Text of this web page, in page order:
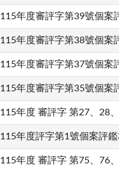
115年度審評字第39號個案
115年度審評字第38號個案
115年度審評字第37號個案
115年度審評字第35號個案
115年度 審評字 第27、28
115年度評字第1號個案評
115年度 審評字 第75、76